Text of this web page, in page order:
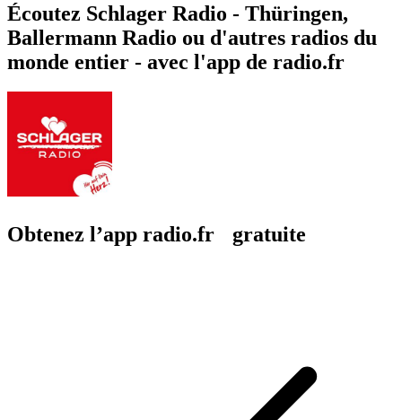
Écoutez Schlager Radio - Thüringen,
Ballermann Radio ou d'autres radios du
monde entier - avec l'app de radio.fr
Obtenez l’app radio.fr gratuite